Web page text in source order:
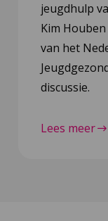
jeugdhulp
Kim
van het
discussie.
Lees meer